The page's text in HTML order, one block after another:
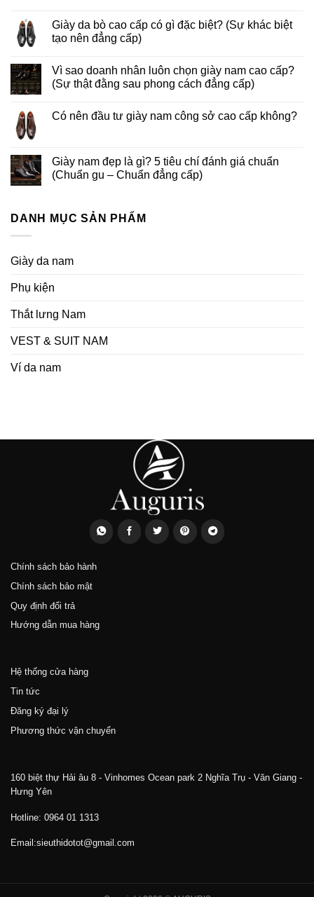
Giày da bò cao cấp có gì đặc biệt? (Sự khác biệt
tạo nên đẳng cấp)
Vì sao doanh nhân luôn chọn giày nam cao cấp?
(Sự thật đằng sau phong cách đẳng cấp)
Có nên đầu tư giày nam công sở cao cấp không?
Giày nam đẹp là gì? 5 tiêu chí đánh giá chuẩn
(Chuẩn gu – Chuẩn đẳng cấp)
DANH MỤC SẢN PHẨM
Giày da nam
Phụ kiện
Thắt lưng Nam
VEST & SUIT NAM
Ví da nam
Chính sách bảo hành
Chính sách bảo mật
Quy định đổi trả
Hướng dẫn mua hàng
Hệ thống cửa hàng
Tin tức
Đăng ký đại lý
Phương thức vận chuyển
160 biệt thự Hải âu 8 - Vinhomes Ocean park 2 Nghĩa Trụ - Văn Giang -
Hưng Yên
Hotline: 0964 01 1313
Email:sieuthidotot@gmail.com